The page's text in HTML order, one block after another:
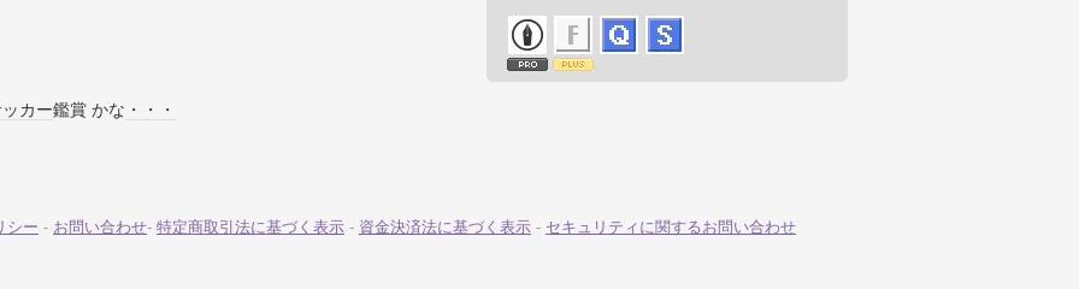
カー鑑賞 かな ・・・
シー - お問い合わせ- 特定商取引法に基づく表示 - 資金決済法に基づく表示 - セキュリティに関するお問い合わせ